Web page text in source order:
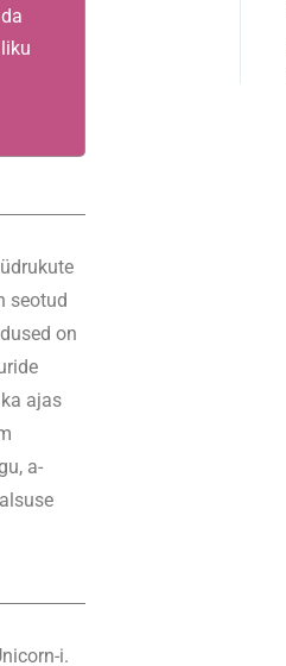
seotud
on
ajas
a-
i.